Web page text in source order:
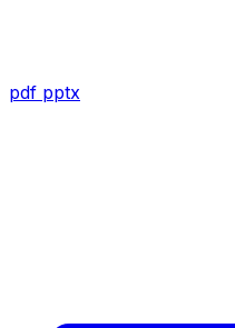
pdf pptx